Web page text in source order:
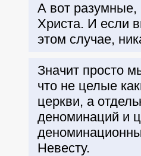
А вот разумные,
Христа. И если
этом случае,
Значит просто
что не целые
церкви, а
деноминаций и
Невесту.